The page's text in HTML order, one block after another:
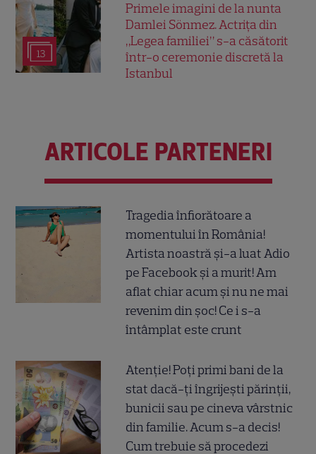
13
Primele imagini de la nunta
Damlei Sönmez. Actrița din
„Legea familiei” s-a căsătorit
într-o ceremonie discretă la
Istanbul
ARTICOLE PARTENERI
Tragedia înfiorătoare a
momentului în România!
Artista noastră și-a luat Adio
pe Facebook și a murit! Am
aflat chiar acum și nu ne mai
revenim din șoc! Ce i s-a
întâmplat este crunt
Atenție! Poți primi bani de la
stat dacă-ți îngrijești părinții,
bunicii sau pe cineva vârstnic
din familie. Acum s-a decis!
Cum trebuie să procedezi